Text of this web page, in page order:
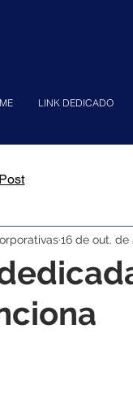
LINK DEDICADO
Conectividade
16 de out. de
Post